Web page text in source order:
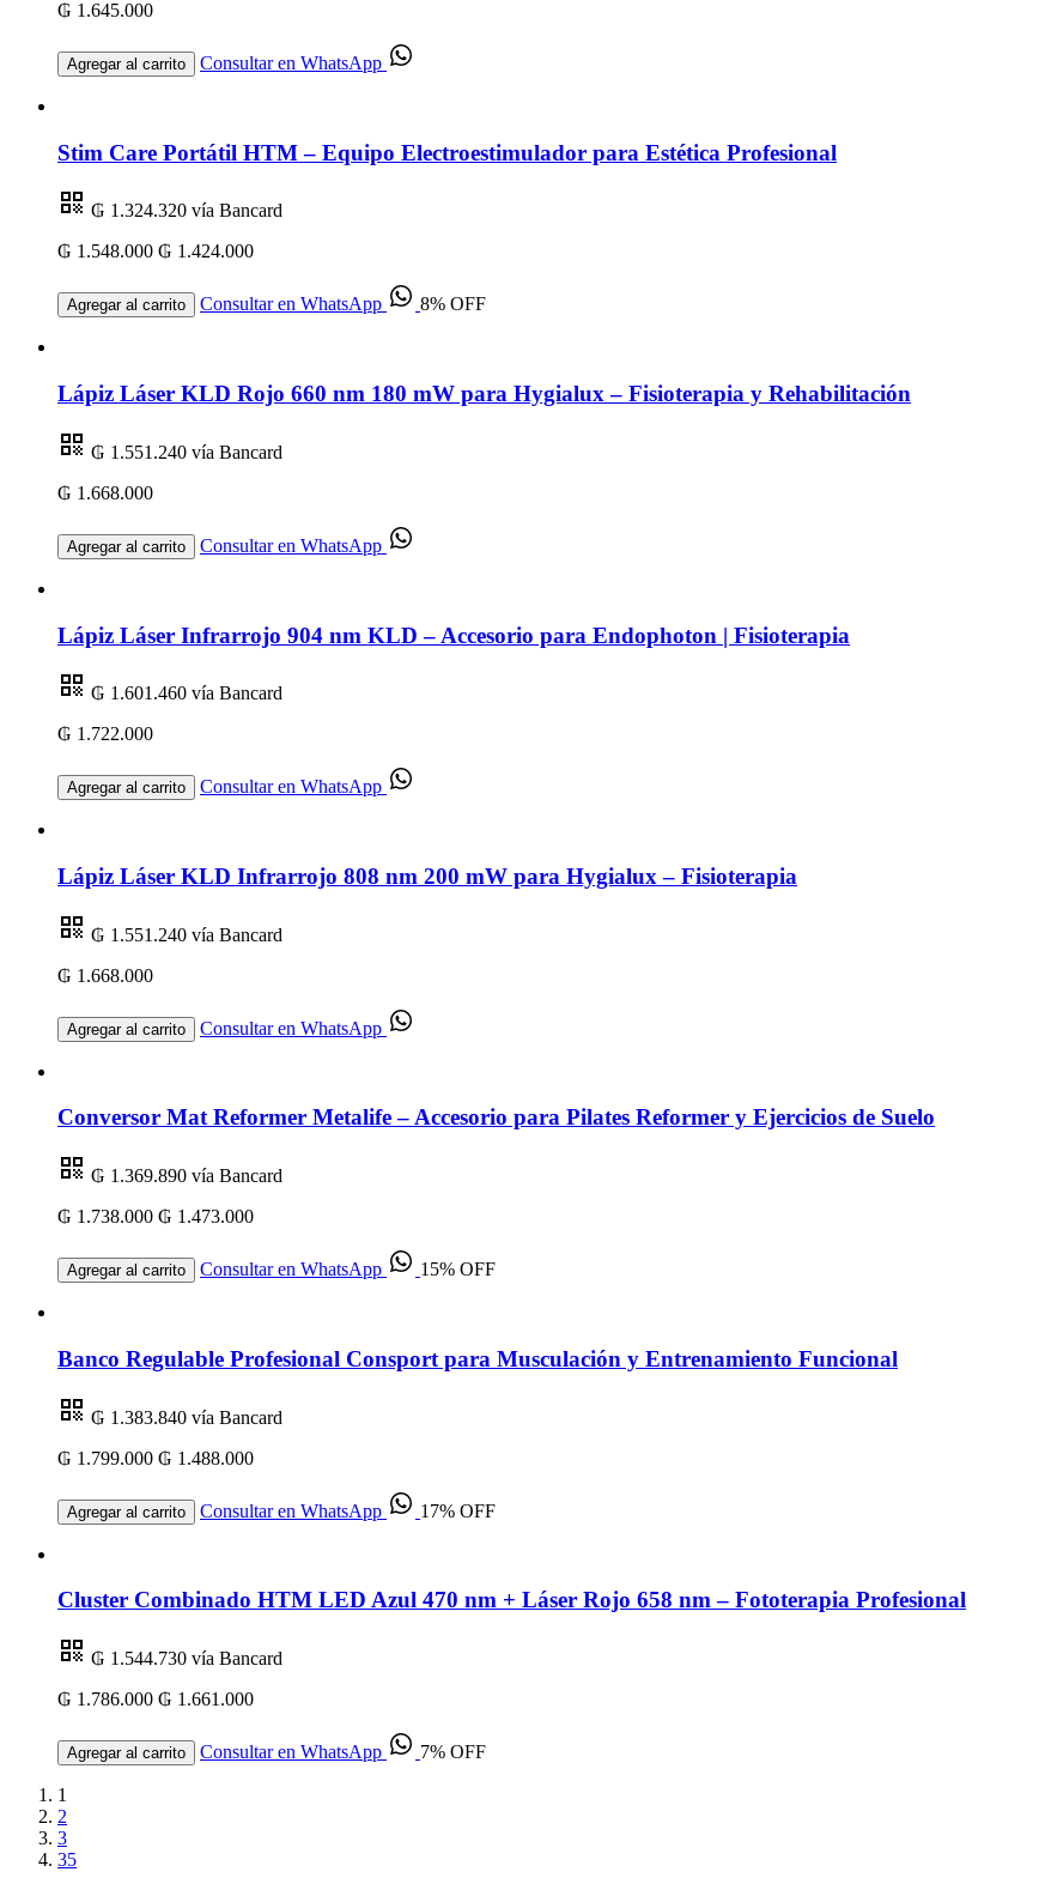
₲ 1.645.000
Agregar al carrito Consultar en WhatsApp
Stim Care Portátil HTM – Equipo Electroestimulador para Estética Profesional
₲ 1.324.320 vía Bancard
₲ 1.548.000 ₲ 1.424.000
Agregar al carrito Consultar en WhatsApp 8% OFF
Lápiz Láser KLD Rojo 660 nm 180 mW para Hygialux – Fisioterapia y Rehabilitación
₲ 1.551.240 vía Bancard
₲ 1.668.000
Agregar al carrito Consultar en WhatsApp
Lápiz Láser Infrarrojo 904 nm KLD – Accesorio para Endophoton | Fisioterapia
₲ 1.601.460 vía Bancard
₲ 1.722.000
Agregar al carrito Consultar en WhatsApp
Lápiz Láser KLD Infrarrojo 808 nm 200 mW para Hygialux – Fisioterapia
₲ 1.551.240 vía Bancard
₲ 1.668.000
Agregar al carrito Consultar en WhatsApp
Conversor Mat Reformer Metalife – Accesorio para Pilates Reformer y Ejercicios de Suelo
₲ 1.369.890 vía Bancard
₲ 1.738.000 ₲ 1.473.000
Agregar al carrito Consultar en WhatsApp 15% OFF
Banco Regulable Profesional Consport para Musculación y Entrenamiento Funcional
₲ 1.383.840 vía Bancard
₲ 1.799.000 ₲ 1.488.000
Agregar al carrito Consultar en WhatsApp 17% OFF
Cluster Combinado HTM LED Azul 470 nm + Láser Rojo 658 nm – Fototerapia Profesional
₲ 1.544.730 vía Bancard
₲ 1.786.000 ₲ 1.661.000
Agregar al carrito Consultar en WhatsApp 7% OFF
1
2
3
35